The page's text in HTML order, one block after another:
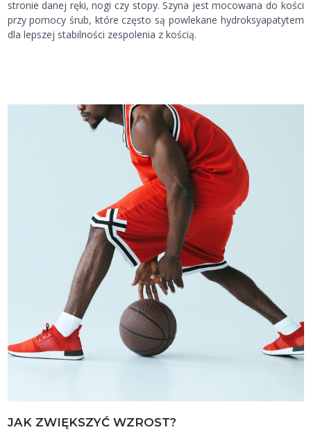
stronie danej ręki, nogi czy stopy. Szyna jest mocowana do kości
przy pomocy śrub, które często są powlekane hydroksyapatytem
dla lepszej stabilności zespolenia z kością.
JAK ZWIĘKSZYĆ WZROST?